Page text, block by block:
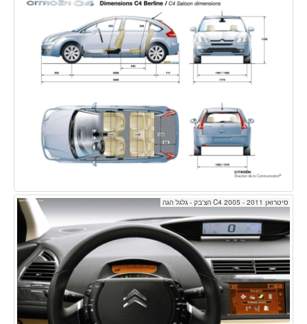
סיטרואן C4 2005 - 2011 הצ'בק - גלגל הגה